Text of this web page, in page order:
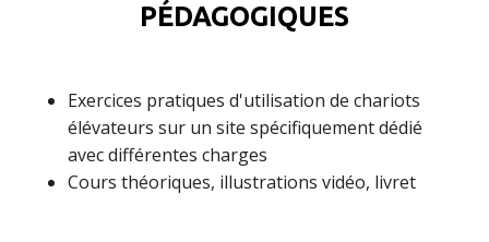
PÉDAGOGIQUES
Exercices pratiques d'utilisation de chariots
élévateurs sur un site spécifiquement dédié
avec différentes charges
Cours théoriques, illustrations vidéo, livret